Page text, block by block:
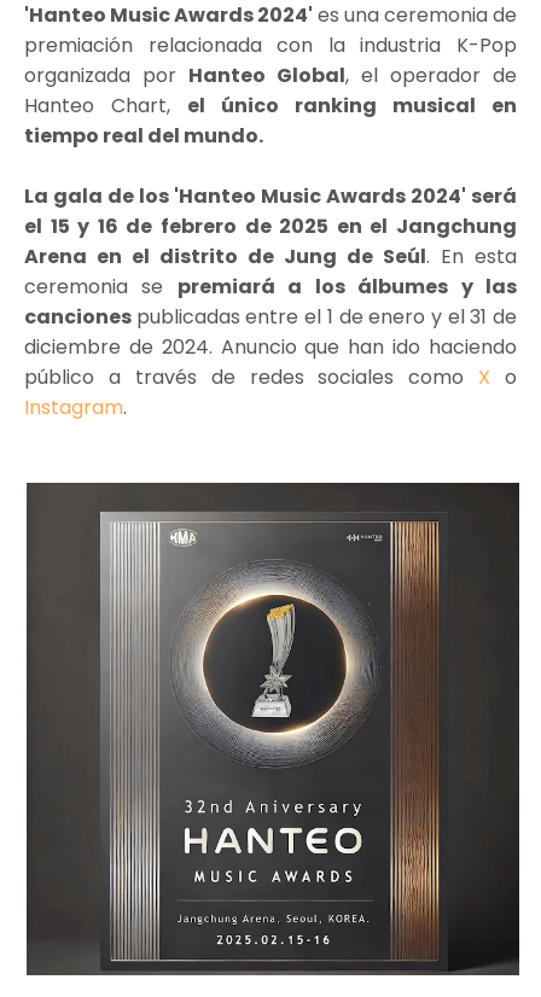
'Hanteo Music Awards 2024' es una ceremonia de
premiación relacionada con la industria K-Pop
organizada por Hanteo Global, el operador de
Hanteo Chart, el único ranking musical en
tiempo real del mundo.
La gala de los 'Hanteo Music Awards 2024' será
el 15 y 16 de febrero de 2025 en el Jangchung
Arena en el distrito de Jung de Seúl. En esta
ceremonia se premiará a los álbumes y las
canciones publicadas entre el 1 de enero y el 31 de
diciembre de 2024. Anuncio que han ido haciendo
público a través de redes sociales como X o
Instagram.